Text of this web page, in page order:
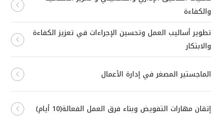
والكفاءة
تطوير أساليب العمل وتحسين الإجراءات في تعزيز الكفاءة
والابتكار
الماجستير المصغر في إدارة الأعمال
إتقان مهارات التفويض وبناء فرق العمل الفعالة(10 أيام)